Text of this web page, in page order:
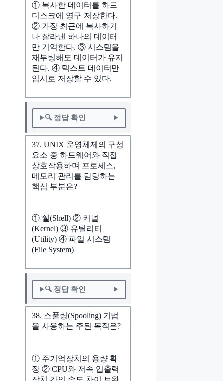
① 복사한 데이터를 하드
디스크에 영구 저장한다.
② 가장 최근에 복사하거
나 잘라낸 하나의 데이터
만 기억한다. ③ 시스템을
재부팅해도 데이터가 유지
된다. ④ 텍스트 데이터만
임시로 저장할 수 있다.
🔍 정답 확인
37. UNIX 운영체제의 구성
요소 중 하드웨어와 직접
상호작용하며 프로세스,
메모리 관리를 담당하는
핵심 부분은?
① 쉘(Shell) ② 커널
(Kernel) ③ 유틸리티
(Utility) ④ 파일 시스템
(File System)
🔍 정답 확인
38. 스풀링(Spooling) 기법
을 사용하는 주된 목적은?
① 주기억장치의 용량 확
장 ② CPU와 저속 입출력
장치 간의 속도 차이 보완